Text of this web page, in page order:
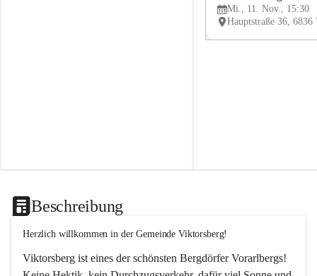
Mi., 11. Nov., 15:30
Beschreibung
Herzlich willkommen in der Gemeinde Viktorsberg!
Viktorsberg ist eines der schönsten Bergdörfer Vorarlbergs!